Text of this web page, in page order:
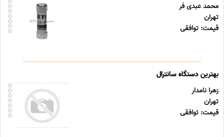
محمد عبدی فر
تهران
قیمت: توافقی
بهترین دستگاه سانترال
زهرا نامدار
تهران
قیمت: توافقی